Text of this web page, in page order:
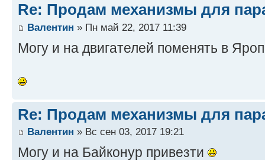
Re: Продам механизмы для
Валентин » Пн май 22, 2017 11:39
Могу и на двигателей поменять в
Re: Продам механизмы для
Валентин » Вс сен 03, 2017 19:21
Могу и на Байконур привезти